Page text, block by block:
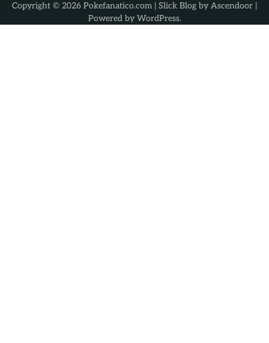
Copyright © 2026 Pokefanatico.com | Slick Blog by Ascendoor |
Powered by WordPress.